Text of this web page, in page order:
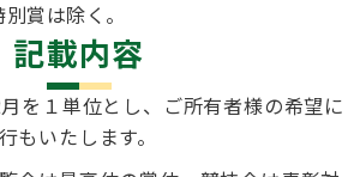
えよう
に関する法律」
賞は除く。
記載内容
を１単位とし、ご所有者様の希望に
もいたします。